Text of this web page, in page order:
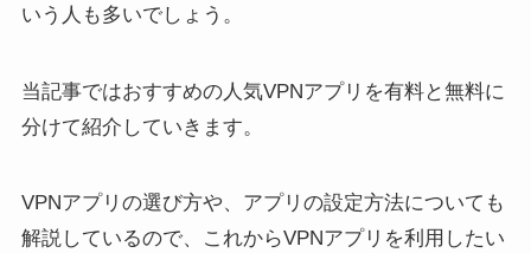
いう人も多いでしょう。
当記事ではおすすめの人気VPNアプリを有料と無料に
分けて紹介していきます。
VPNアプリの選び方や、アプリの設定方法についても
解説しているので、これからVPNアプリを利用したい